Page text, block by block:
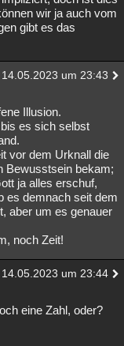
wir ja auch vom
gibt es das
14.05.2023 um 23:43
Illusion.
es sich selbst
vor dem Urknall die
Bewusstsein bekam;
ja alles erschuf,
es demnach seit dem
aber um es genauer
noch Zeit!
14.05.2023 um 23:44
eine Zahl, oder?